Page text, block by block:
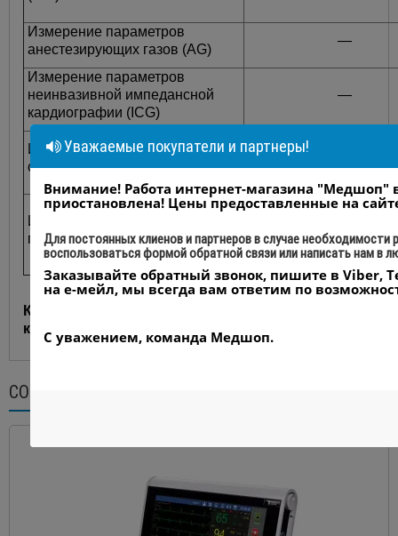
Измерение параметров
анестезирующих газов (AG)
—
Измерение параметров
неинвазивной импедансной
кардиографии (ICG)
—
Измерение параметров
сердечного выброса (C.O.)
Измерение параметров
глубины анестезии (BIS)
Купить модульный монитор экспертного
класса BM1900 в Украине - компания Medshop
СОПУТСТВУЮЩИЕ ТОВАРЫ
Уважаемые покупатели и партнеры!
Внимание! Работа интернет-магазина "Медшоп"
приостановлена! Цены предоставленные на
Для постоянных клиенов и партнеров в случае необходимости
воспользоваться формой обратной связи или написать нам в
Заказывайте обратный звонок, пишите в Viber,
на е-мейл, мы всегда вам ответим по
С уважением, команда Медшоп.